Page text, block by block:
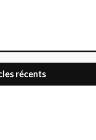
récents